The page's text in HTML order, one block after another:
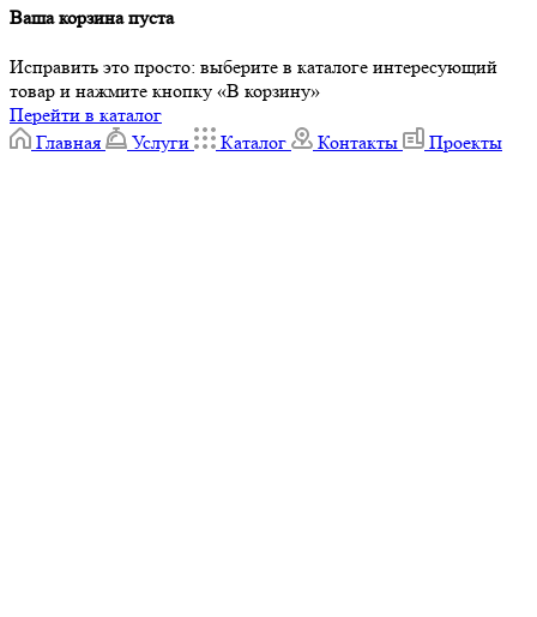
Ваша корзина пуста
Исправить это просто: выберите в каталоге интересующий
товар и нажмите кнопку «В корзину»
Перейти в каталог
Главная
Услуги Каталог Контакты Проекты